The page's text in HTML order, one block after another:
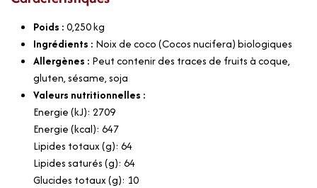
Poids :0,250kg
Ingrédients : Noix de coco (Cocos nucifera) biologiques
Allergènes : Peut contenir des traces de fruits à coque,
gluten, sésame, soja
Valeurs nutritionnelles :
Energie (kJ): 2709
Energie (kcal): 647
Lipides totaux (g): 64
Lipides saturés (g): 64
Glucides totaux (g): 10